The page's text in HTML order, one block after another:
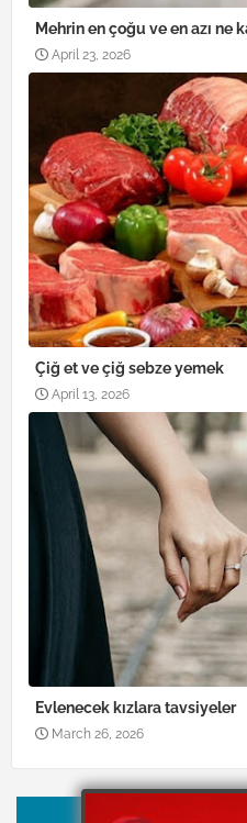
Mehrin en çoğu ve en azı ne
April 23, 2026
Çiğ et ve çiğ sebze yemek
April 13, 2026
Evlenecek kızlara tavsiyeler
March 26, 2026